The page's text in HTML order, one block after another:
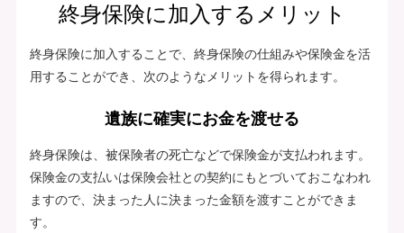
終身保険に加入するメリット
終身保険に加入することで、終身保険の仕組みや保険金を活
用することができ、次のようなメリットを得られます。
遺族に確実にお金を渡せる
終身保険は、被保険者の死亡などで保険金が支払われます。
保険金の支払いは保険会社との契約にもとづいておこなわれ
ますので、決まった人に決まった金額を渡すことができま
す。